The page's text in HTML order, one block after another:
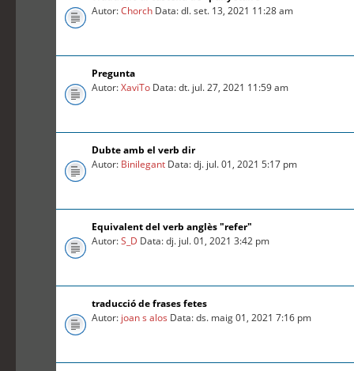
Autor:Chorch Data: dl. set. 13, 2021 11:28 am
Pregunta
Autor:XaviTo Data: dt. jul. 27, 2021 11:59 am
Dubte amb el verb dir
Autor: Binilegant Data: dj. jul. 01, 2021 5:17 pm
Equivalent del verb anglès "refer"
Autor:S_D Data: dj. jul. 01, 2021 3:42 pm
traducció de frases fetes
Autor: joan s alos Data: ds. maig 01, 2021 7:16 pm